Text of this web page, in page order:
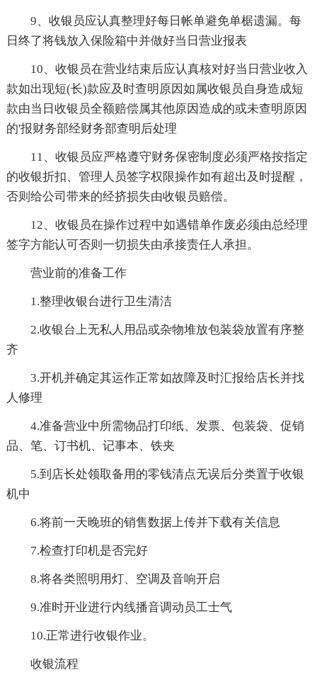
9、收银员应认真整理好每日帐单避免单椐遗漏。每
日终了将钱放入保险箱中并做好当日营业报表
10、收银员在营业结束后应认真核对好当日营业收入
款如出现短(长)款应及时查明原因如属收银员自身造成短
款由当日收银员全额赔偿属其他原因造成的或未查明原因
的'报财务部经财务部查明后处理
11、收银员应严格遵守财务保密制度必须严格按指定
的收银折扣、管理人员签字权限操作如有超出及时提醒，
否则给公司带来的经挤损失由收银员赔偿。
12、收银员在操作过程中如遇错单作废必须由总经理
签字方能认可否则一切损失由承接责任人承担。
营业前的准备工作
1.整理收银台进行卫生清洁
2.收银台上无私人用品或杂物堆放包装袋放置有序整
齐
3.开机并确定其运作正常如故障及时汇报给店长并找
人修理
4.准备营业中所需物品打印纸、发票、包装袋、促销
品、笔、订书机、记事本、铁夹
5.到店长处领取备用的零钱清点无误后分类置于收银
机中
6.将前一天晚班的销售数据上传并下载有关信息
7.检查打印机是否完好
8.将各类照明用灯、空调及音响开启
9.准时开业进行内线播音调动员工士气
10.正常进行收银作业。
收银流程